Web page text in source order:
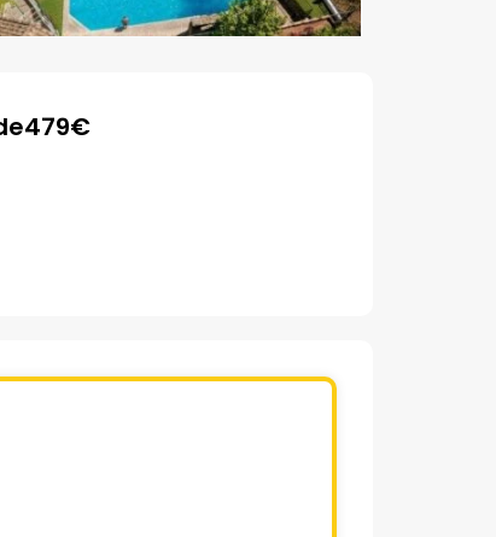
479€